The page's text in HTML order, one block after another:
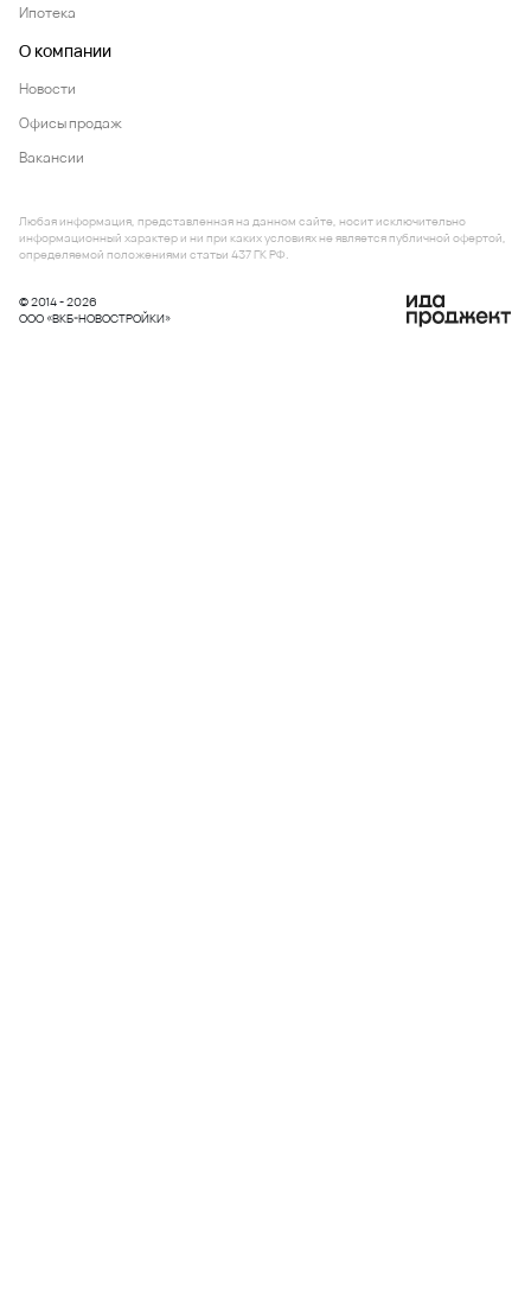
Ипотека
О компании
Новости
Офисы продаж
Вакансии
© 2014 - 2026
ООО «ВКБ-НОВОСТРОЙКИ»
Любая информация, представленная на данном сайте, носит исключительно
информационный характер и ни при каких условиях не является публичной офертой,
определяемой положениями статьи 437 ГК РФ.